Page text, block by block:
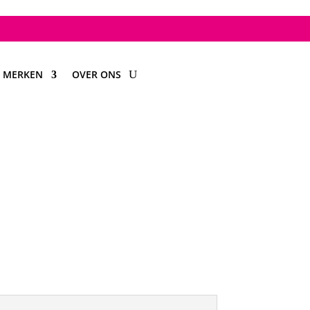
MERKEN OVER ONS